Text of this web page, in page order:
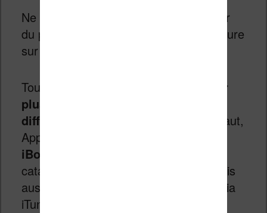
Ne tournons pas plus longtemps autour
du pot et passons directement à la lecture
sur iPad.
Tout d’abord,
il est possible d’utiliser
plusieurs applications (ou logiciels)
différents pour lire sur iPad
. Par défaut,
Apple charge avec l’iPad l’application
iBooks
catalogue de livres en ligne d’Apple mais
aussi de charger ses propres fichiers via
iTunes.